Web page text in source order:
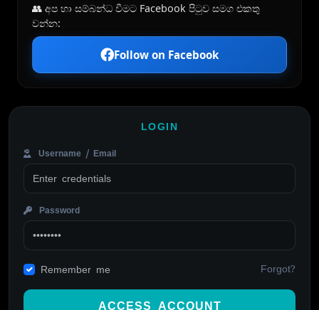
👥 අප හා සම්බන්ධ වීමට Facebook පිටුව සමග එකතු
වන්න:
Follow on Facebook
LOGIN
Username / Email
Password
Remember me Forgot?
ACCESS ACCOUNT